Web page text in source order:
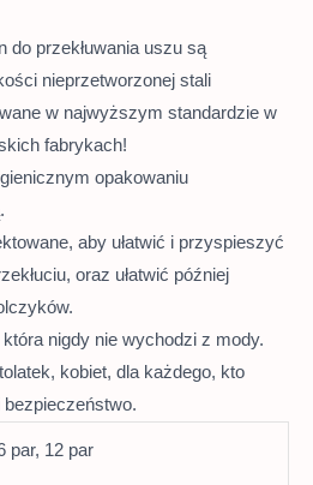
przekłuwania uszu są
nieprzetworzonej stali
w najwyższym standardzie w
fabrykach!
opakowaniu
aby ułatwić i przyspieszyć
oraz ułatwić później
nigdy nie wychodzi z mody.
kobiet, dla każdego, kto
par, 12 par